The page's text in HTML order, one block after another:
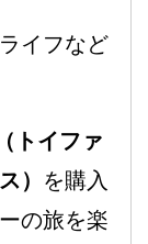
イフなど
トイファ
） を購入
の旅を楽